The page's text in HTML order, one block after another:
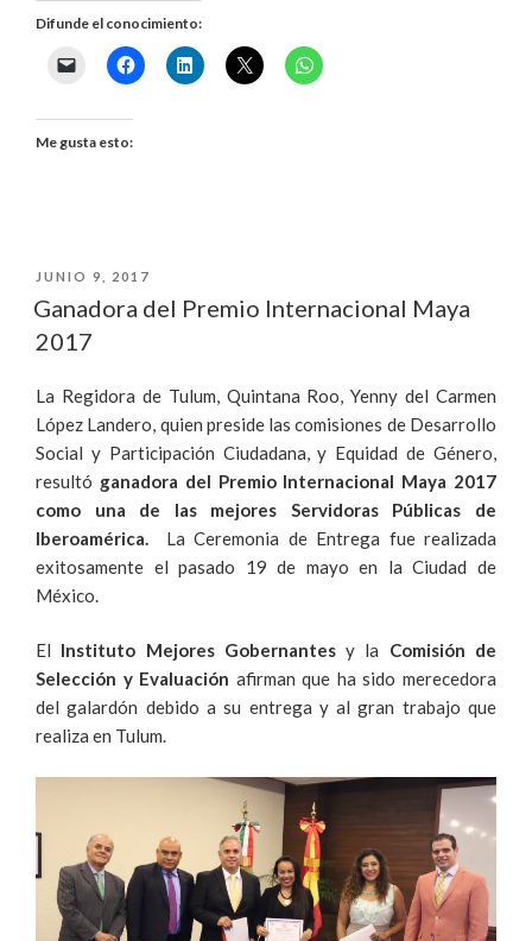
Difunde el conocimiento:
Me gusta esto:
PUBLICADO
JUNIO 9, 2017
Ganadora del Premio Internacional Maya
2017
La Regidora de Tulum, Quintana Roo, Yenny del Carmen
López Landero, quien preside las comisiones de Desarrollo
Social y Participación Ciudadana, y Equidad de Género,
resultó ganadora del Premio Internacional Maya 2017
como una de las mejores Servidoras Públicas de
Iberoamérica.
La Ceremonia de Entrega fue realizada
exitosamente el pasado 19 de mayo en la Ciudad de
México.
El Instituto Mejores Gobernantesy la Comisión de
Selección y Evaluación afirman que ha sido merecedora
del galardón debido a su entrega y al gran trabajo que
realiza en Tulum.